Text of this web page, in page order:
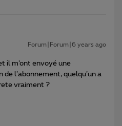
Forum|Forum|6 years ago
il m’ont envoyé une
l’abonnement, quelqu’un a
vraiment ?